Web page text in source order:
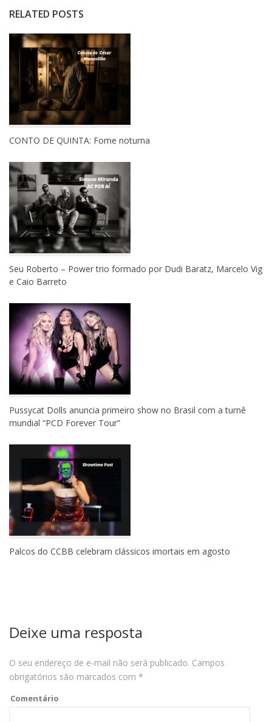
RELATED POSTS
CONTO DE QUINTA: Fome noturna
Seu Roberto – Power trio formado por Dudi Baratz, Marcelo Vig
e Caio Barreto
Pussycat Dolls anuncia primeiro show no Brasil com a turnê
mundial “PCD Forever Tour”
Palcos do CCBB celebram clássicos imortais em agosto
Deixe uma resposta
O seu endereço de e-mail não será publicado. Campos
obrigatórios são marcados com *
Comentário